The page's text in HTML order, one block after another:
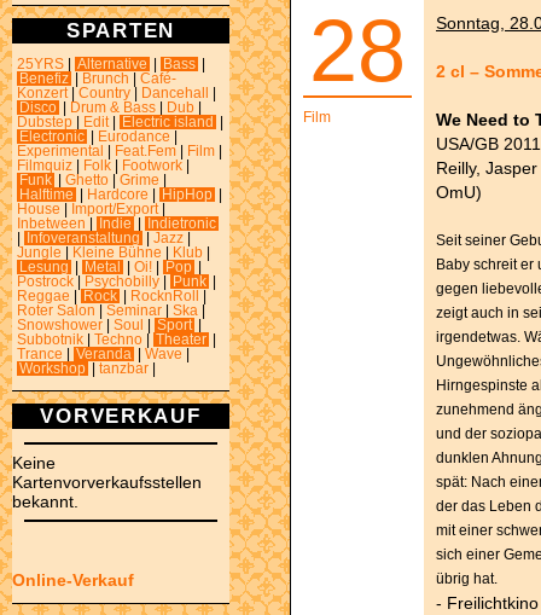
SPARTEN
25YRS Alternative Bass
Benefiz
Brunch
Café-
Konzert
Country Dancehall
Disco
Drum & Bass Dub
Dubstep
Edit Electric island
Electronic
Eurodance
Experimental
Feat.Fem Film
Filmquiz
Folk Footwork
Funk
Ghetto Grime
Halftime
Hardcore HipHop
House
Import/Export
Inbetween
Indie
Indietronic
Infoveranstaltung Jazz
Jungle
Kleine Bühne Klub
Lesung
Metal Oi! Pop
Postrock
Psychobilly Punk
Reggae
Rock RocknRoll
Roter Salon
Seminar Ska
Snowshower
Soul Sport
Subbotnik
Techno Theater
Trance
Veranda Wave
Workshop
tanzbar
VORVERKAUF
Keine
Kartenvorverkaufsstellen
bekannt.
Online-Verkauf
28
Film
Sonntag,
2 cl –
We Need to
USA/GB
Reilly,
OmU)
Seit seiner
Baby schreit er
gegen
zeigt auch in
irgendetwas.
Hirngespinste
zunehmend
und der
dunklen
spät: Nach
der das Leben
mit einer
sich einer
übrig hat.
-